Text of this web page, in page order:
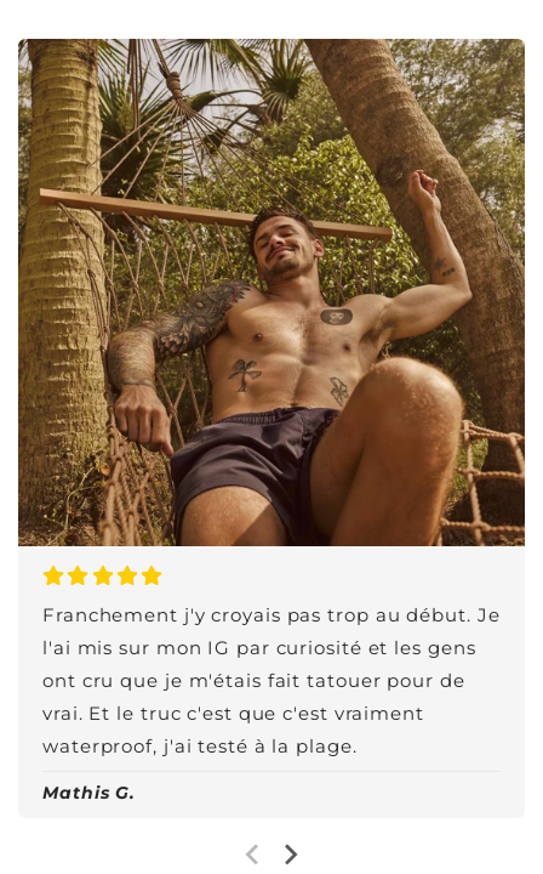
Franchement j'y croyais pas trop au début. Je
l'ai mis sur mon IG par curiosité et les gens
ont cru que je m'étais fait tatouer pour de
vrai. Et le truc c'est que c'est vraiment
waterproof, j'ai testé à la plage.
Mathis G.